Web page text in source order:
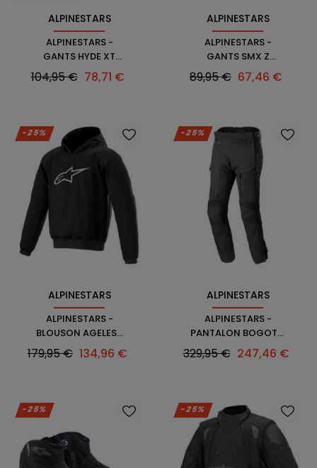
ALPINESTARS
ALPINESTARS -
GANTS HYDE XT
DRYSTAR XF
Prix
104,95 € Prix
78,71 €
ALPINESTARS
ALPINESTARS -
GANTS SMX Z
DRYSTAR
Prix
89,95 € Prix
67,46 €
-25%
ALPINESTARS
ALPINESTARS -
BLOUSON AGELESS
HOODIE
Prix
179,95 € Prix
134,96 €
-25%
ALPINESTARS
ALPINESTARS -
PANTALON BOGOTA'
PRO DRYSTAR 4
SEASONS
Prix
329,95 € Prix
247,46 €
-25% -25%